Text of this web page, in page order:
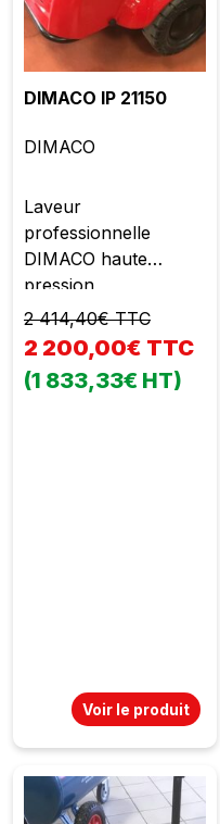
DIMACO IP 21150
DIMACO
Laveur
professionnelle
DIMACO haute
pression
2 414,40€ TTC
2 200,00€ TTC
(1 833,33€ HT)
Voir le produit